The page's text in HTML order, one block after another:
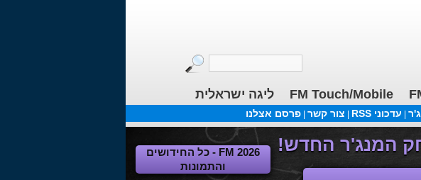
FM Touch/Mobile
ליגה ישראלית
עדכוני RSS צור קשר פרסם אצלנו
FM 2026 - כל החידושים
והתמונות